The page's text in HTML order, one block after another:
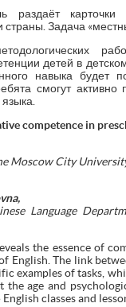
раздаёт
Задача
детей в
навыка будет
смогут
competence in
Moscow City
Language
the essence of
English. The link
examples of tasks,
the age and
classes and